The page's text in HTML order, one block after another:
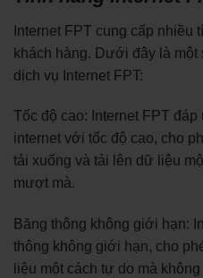
Internet FPT cung cấp nhiều
khách hàng. Dưới đây là một
dịch vụ Internet FPT:
Tốc độ cao: Internet FPT
internet với tốc độ cao, cho
tải xuống và tải lên dữ liệu
mượt mà.
Băng thông không giới hạn:
thông không giới hạn, cho
liệu một cách tự do mà